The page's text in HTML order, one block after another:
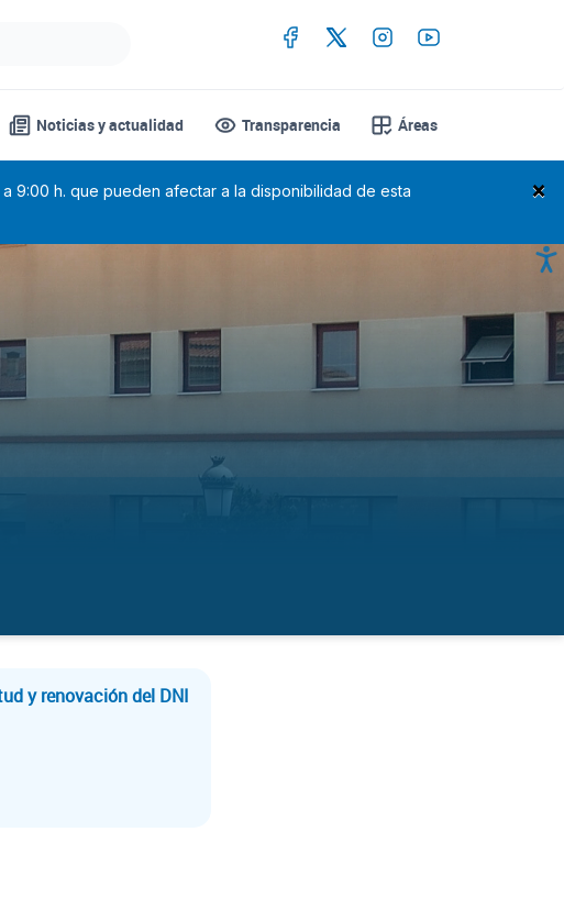
Noticias y actualidad Transparencia Áreas
×
9:00 h. que pueden afectar a la disponibilidad de esta
y renovación del DNI